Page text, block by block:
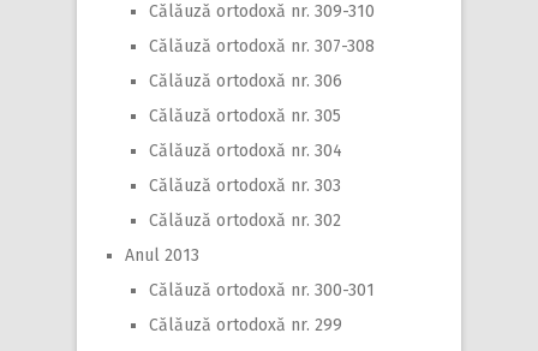
Călăuză ortodoxă nr. 309-310
Călăuză ortodoxă nr. 307-308
Călăuză ortodoxă nr. 306
Călăuză ortodoxă nr. 305
Călăuză ortodoxă nr. 304
Călăuză ortodoxă nr. 303
Călăuză ortodoxă nr. 302
Anul 2013
Călăuză ortodoxă nr. 300-301
Călăuză ortodoxă nr. 299